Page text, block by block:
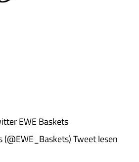
EWE Baskets
Tweet lesen